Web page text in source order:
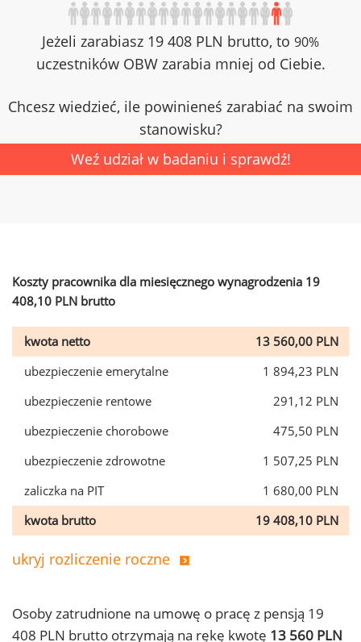
Jeżeli zarabiasz 19 408 PLN brutto, to 90%
uczestników OBW zarabia mniej od Ciebie.
Chcesz wiedzieć, ile powinieneś zarabiać na swoim
stanowisku?
Weź udział w badaniu i sprawdź!
Koszty pracownika dla miesięcznego wynagrodzenia 19
408,10 PLN brutto
kwota netto
13 560,00 PLN
ubezpieczenie emerytalne
1 894,23 PLN
ubezpieczenie rentowe
291,12 PLN
ubezpieczenie chorobowe
475,50 PLN
ubezpieczenie zdrowotne
1 507,25 PLN
zaliczka na PIT
1 680,00 PLN
kwota brutto
19 408,10 PLN
ukryj rozliczenie roczne
Osoby zatrudnione na umowę o pracę z pensją 19
408 PLN brutto otrzymają na rękę kwotę 13 560 PLN